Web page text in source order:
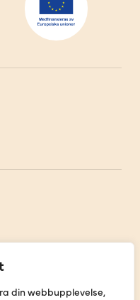
din webbupplevelse,